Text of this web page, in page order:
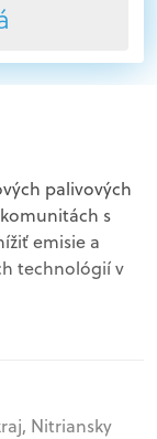
palivových
s
emisie a
technológií v
Nitriansky